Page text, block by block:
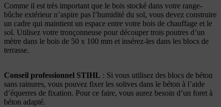
Comme il est très important que le bois stocké dans votre range-
bûche extérieur n’aspire pas l’humidité du sol, vous devez construire
un cadre qui maintient un espace entre votre bois de chauffage et le
sol. Utilisez votre tronçonneuse pour découper trois poutres d’un
mètre dans le bois de 50 x 100 mm et insérez-les dans les blocs de
terrasse.
Conseil professionnel STIHL : Si vous utilisez des blocs de béton
sans rainures, vous pouvez fixer les solives dans le béton à l’aide
d’équerres de fixation. Pour ce faire, vous aurez besoin d’un foret à
béton adapté.